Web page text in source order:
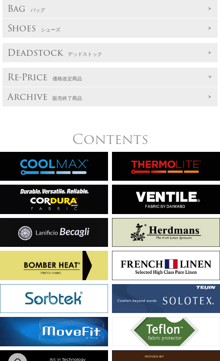
Bag バッグ
Shoes シューズ
Deadstock デッドストック
Re-Price 価格改定商品
Archive 販売終了商品
Contents